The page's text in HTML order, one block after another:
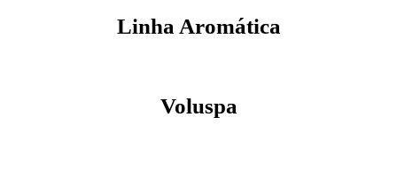
Linha Aromática
Voluspa